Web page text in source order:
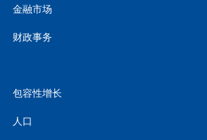
金融市场
财政事务
包容性增长
人口